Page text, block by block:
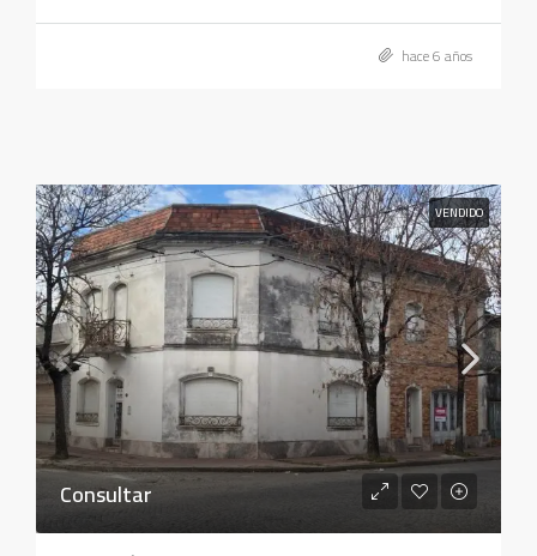
hace 6 años
VENDIDO
Consultar